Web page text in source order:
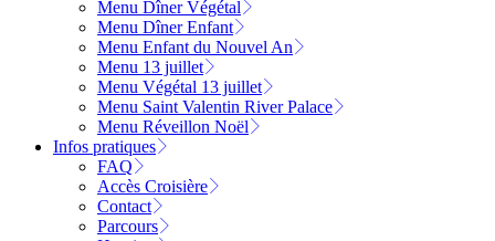
Menu Dîner Végétal
Menu Dîner Enfant
Menu Enfant du Nouvel An
Menu 13 juillet
Menu Végétal 13 juillet
Menu Saint Valentin River Palace
Menu Réveillon Noël
Infos pratiques
FAQ
Accès Croisière
Contact
Parcours